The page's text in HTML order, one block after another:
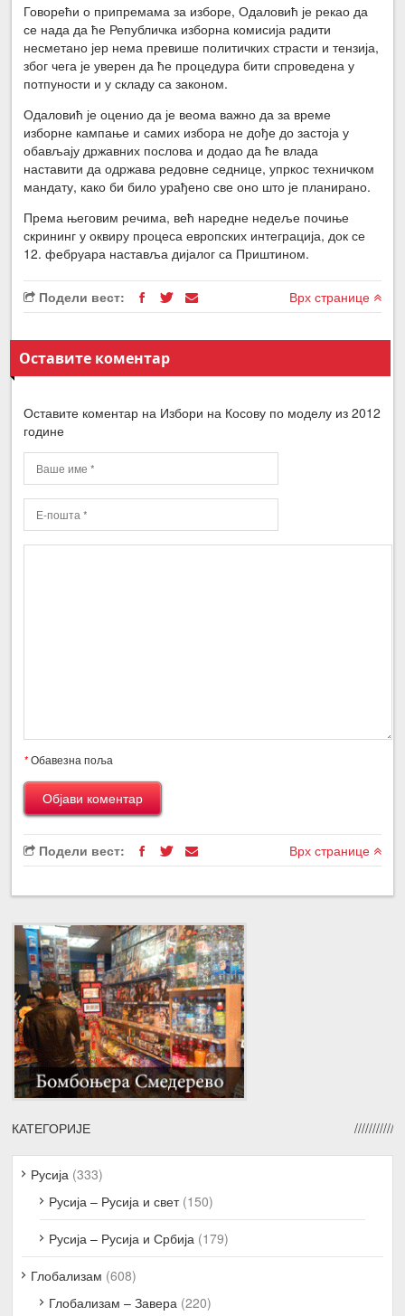
Говорећи о припремама за изборе, Одаловић је рекао да
се нада да ће Републичка изборна комисија радити
несметано јер нема превише политичких страсти и тензија,
због чега је уверен да ће процедура бити спроведена у
потпуности и у складу са законом.
Одаловић је оценио да је веома важно да за време
изборне кампање и самих избора не дође до застоја у
обављају државних послова и додао да ће влада
наставити да одржава редовне седнице, упркос техничком
мандату, како би било урађено све оно што је планирано.
Према његовим речима, већ наредне недеље почиње
скрининг у оквиру процеса европских интеграција, док се
12. фебруара наставља дијалог са Приштином.
Подели вест: Врх странице
Оставите коментар
Оставите коментар на Избори на Косову по моделу из 2012
године
*Обавезна поља
Подели вест: Врх странице
КАТЕГОРИЈЕ
Русија (333)
Русија – Русија и свет(150)
Русија – Русија и Србија (179)
Глобализам (608)
Глобализам – Завера (220)